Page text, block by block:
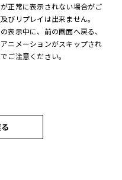
正常に表示されない場合がご
びリプレイは出来ません。
表示中に、前の画面へ戻る、
ニメーションがスキップされ
ご注意ください。